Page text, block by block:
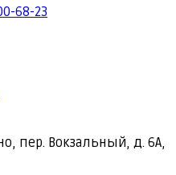
68-23
пер. Вокзальный, д. 6А,